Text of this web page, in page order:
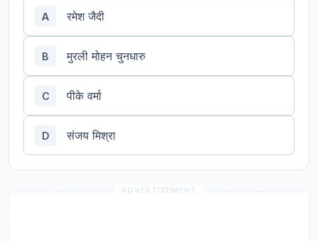
A रमेश जैदी
B मुरली मोहन चुनधारु
C पीके वर्मा
D संजय मिश्रा